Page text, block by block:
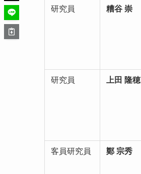
研究員 糟谷 崇
研究員 上田 隆穂
客員研究員 鄭 宗秀